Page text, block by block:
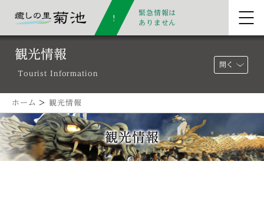
緊急情報は
ありません
観光情報
Tourist Information
開く
ホーム >観光情報
観光情報